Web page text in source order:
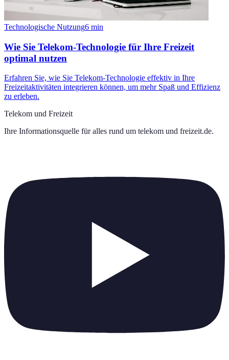
Technologische Nutzung6 min
Wie Sie Telekom-Technologie für Ihre Freizeit
optimal nutzen
Erfahren Sie, wie Sie Telekom-Technologie effektiv in Ihre
Freizeitaktivitäten integrieren können, um mehr Spaß und Effizienz
zu erleben.
Telekom und Freizeit
Ihre Informationsquelle für alles rund um telekom und freizeit.de.